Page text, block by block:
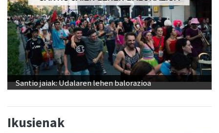
Santio jaiak: Udalaren lehen balorazioa
Ikusienak